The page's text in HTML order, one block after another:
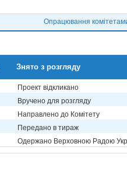
Опрацювання
Знято з розгляду
Проект відкликано
Вручено для розгляду
Направлено до Комітету
Передано в тираж
Одержано Верховною Радою